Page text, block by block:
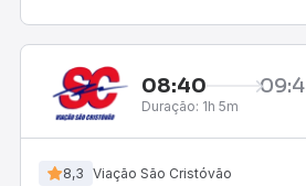
08:40
Duração: 1h 5m
8,3 Viação São Cristóvão